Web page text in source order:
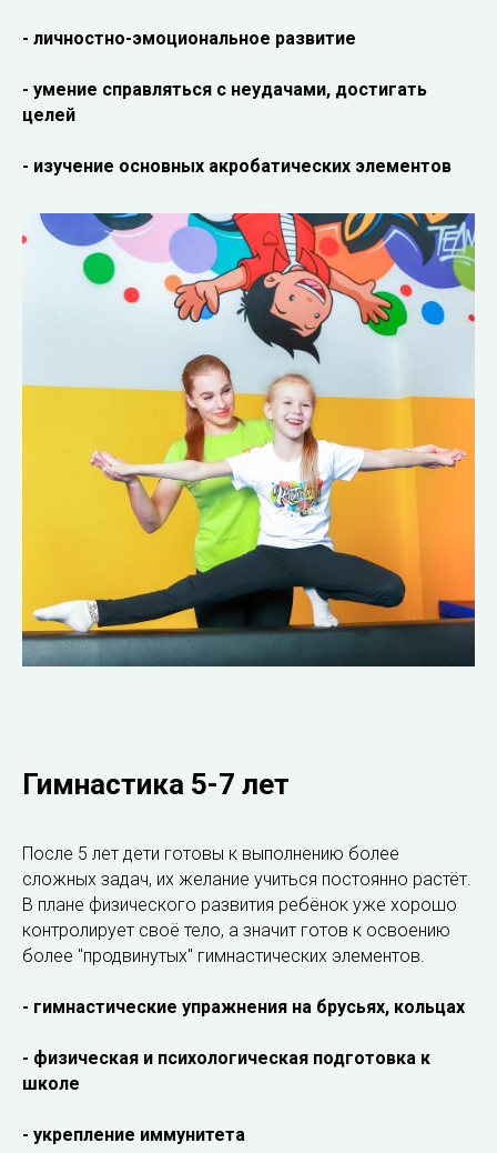
- личностно-эмоциональное развитие
- умение справляться с неудачами, достигать
целей
- изучение основных акробатических элементов
Гимнастика 5-7 лет
После 5 лет дети готовы к выполнению более
сложных задач, их желание учиться постоянно растёт.
В плане физического развития ребёнок уже хорошо
контролирует своё тело, а значит готов к освоению
более "продвинутых" гимнастических элементов.
- гимнастические упражнения на брусьях, кольцах
- физическая и психологическая подготовка к
школе
- укрепление иммунитета